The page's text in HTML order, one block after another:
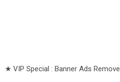
★ VIP Special : Banner Ads Remove